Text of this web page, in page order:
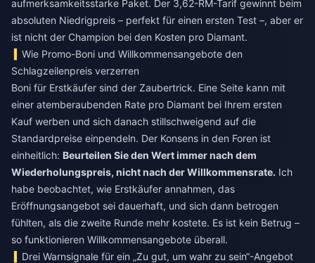
aufmerksamkeitsstarke Paket. Der 3,62-RM-Tarif gewinnt beim
absoluten Niedrigpreis – perfekt für einen ersten Test –, aber er
ist nicht der Champion bei den Kosten pro Diamant.
Wie Promo-Boni und Willkommensangebote den
Schlagzeilenpreis verzerren
Boni für Erstkäufer sind der Zaubertrick. Eine Seite kann mit
einer atemberaubenden Rate pro Diamant bei Ihrem ersten
Kauf werben und sich danach stillschweigend auf die
Standardpreise einpendeln. Der Konsens in den Foren ist
einheitlich: Beurteilen Sie den Wert immer nach dem
Wiederholungspreis, nicht nach der Willkommensrate. Ich
habe beobachtet, wie Erstkäufer annahmen, das
Eröffnungsangebot sei dauerhaft, und sich dann betrogen
fühlten, als die zweite Runde mehr kostete. Es ist kein Betrug –
so funktionieren Willkommensangebote überall.
Drei Warnsignale für ein „Zu gut, um wahr zu sein“-Angebot